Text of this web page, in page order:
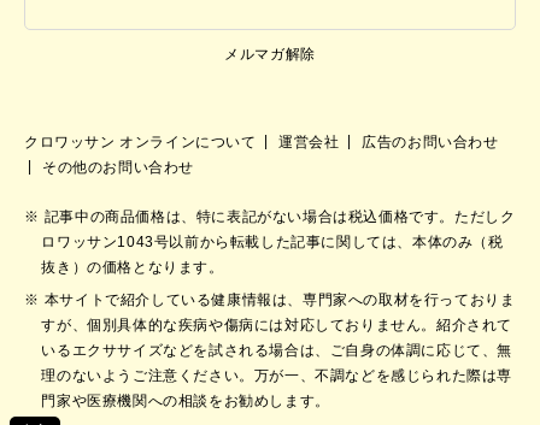
メルマガ解除
クロワッサン オンラインについて 運営会社
広告のお問い合わせ
その他のお問い合わせ
記事中の商品価格は、特に表記がない場合は税込価格です。ただしク
ロワッサン1043号以前から転載した記事に関しては、本体のみ（税
抜き）の価格となります。
本サイトで紹介している健康情報は、専門家への取材を行っておりま
すが、個別具体的な疾病や傷病には対応しておりません。紹介されて
いるエクササイズなどを試される場合は、ご自身の体調に応じて、無
理のないようご注意ください。万が一、不調などを感じられた際は専
門家や医療機関への相談をお勧めします。